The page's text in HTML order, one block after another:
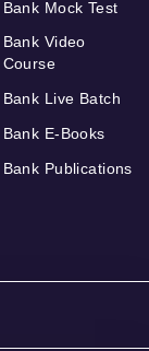
Bank Mock Test
Bank Video
Course
Bank Live Batch
Bank E-Books
Bank Publications